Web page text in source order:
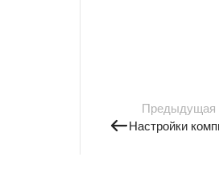
Предыдущая
Настройки